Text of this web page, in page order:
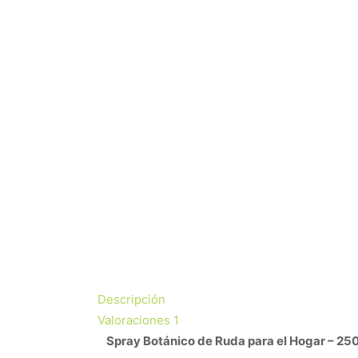
Descripción
Valoraciones 1
Spray Botánico de Ruda para el Hogar –